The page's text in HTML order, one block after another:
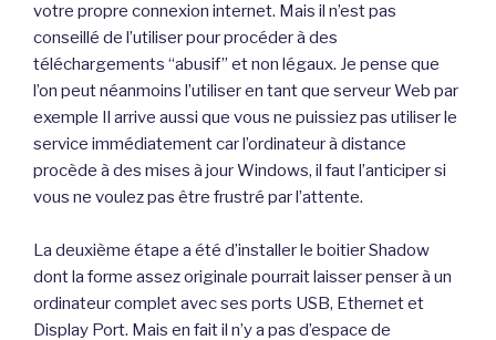
votre propre connexion internet. Mais il n’est pas
conseillé de l’utiliser pour procéder à des
téléchargements “abusif” et non légaux. Je pense que
l’on peut néanmoins l’utiliser en tant que serveur Web par
exemple Il arrive aussi que vous ne puissiez pas utiliser le
service immédiatement car l’ordinateur à distance
procède à des mises à jour Windows, il faut l’anticiper si
vous ne voulez pas être frustré par l’attente.
La deuxième étape a été d’installer le boitier Shadow
dont la forme assez originale pourrait laisser penser à un
ordinateur complet avec ses ports USB, Ethernet et
Display Port. Mais en fait il n’y a pas d’espace de